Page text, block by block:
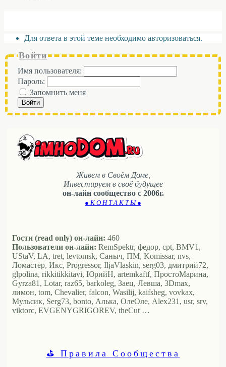
Для ответа в этой теме необходимо авторизоваться.
Войти
Имя пользователя:
Пароль:
Запомнить меня
Войти
Живем в Своём Доме,
Инвестируем в своё будущее
он-лайн сообщество с 2006г.
● К О Н Т А К Т Ы ●
Гости (read only) он-лайн: 460
Пользователи он-лайн: RemSpektr, федор, cpt, BMV1,
UStaV, LA, tret, levtomsk, Саныч, ПМ, Komissar, nvs,
Ломастер, Икс, Progressor, IljaVlaskin, serg03, дмитрий72,
glpolina, rikkitikkitavi, ЮрийН, artemkaftf, ПростоМарина,
Gyrza81, Lotar, raz65, barkoleg, Заец, Левша, 3Dmax,
лимон, tom, Chevalier, falcon, Wasilij, kaifsheg, vovkax,
Мульсик, Serg73, bonto, Алька, ОлеОле, Alex231, usr, srv,
viktorc, EVGENYGRIGOREV, theCut …
⛳ Правила Сообщества